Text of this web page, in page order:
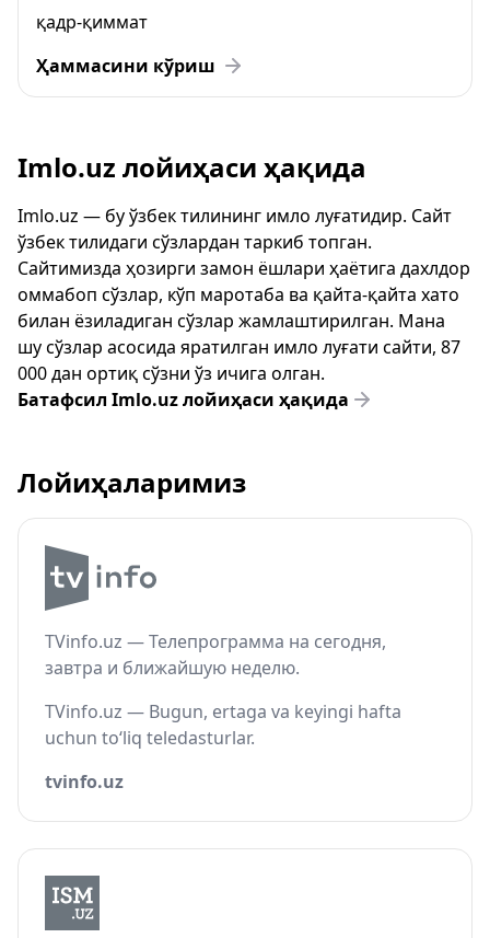
қадр-қиммат
Ҳаммасини кўриш
Imlo.uz лойиҳаси ҳақида
Imlo.uz — бу ўзбек тилининг имло луғатидир. Сайт
ўзбек тилидаги сўзлардан таркиб топган.
Сайтимизда ҳозирги замон ёшлари ҳаётига дахлдор
оммабоп сўзлар, кўп маротаба ва қайта-қайта хато
билан ёзиладиган сўзлар жамлаштирилган. Мана
шу сўзлар асосида яратилган имло луғати сайти, 87
000 дан ортиқ сўзни ўз ичига олган.
Батафсил Imlo.uz лойиҳаси ҳақида
Лойиҳаларимиз
TVinfo.uz — Телепрограмма на сегодня,
завтра и ближайшую неделю.
TVinfo.uz — Bugun, ertaga va keyingi hafta
uchun to‘liq teledasturlar.
tvinfo.uz